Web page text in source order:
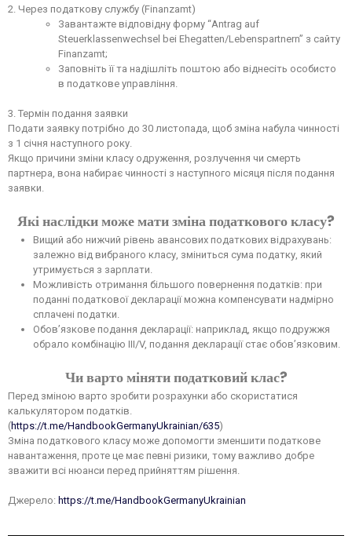
2. Через податкову службу (Finanzamt)
Завантажте відповідну форму “Antrag auf
Steuerklassenwechsel bei Ehegatten/Lebenspartnern” з сайту
Finanzamt;
Заповніть її та надішліть поштою або віднесіть особисто
в податкове управління.
3. Термін подання заявки
Подати заявку потрібно до 30 листопада, щоб зміна набула чинності
з 1 січня наступного року.
Якщо причини зміни класу одруження, розлучення чи смерть
партнера, вона набирає чинності з наступного місяця після подання
заявки.
Які наслідки може мати зміна податкового класу?
Вищий або нижчий рівень авансових податкових відрахувань:
залежно від вибраного класу, зміниться сума податку, який
утримується з зарплати.
Можливість отримання більшого повернення податків: при
поданні податкової декларації можна компенсувати надмірно
сплачені податки.
Обов’язкове подання декларації: наприклад, якщо подружжя
обрало комбінацію III/V, подання декларації стає обов’язковим.
Чи варто міняти податковий клас?
Перед зміною варто зробити розрахунки або скористатися
калькулятором податків.
(https://t.me/HandbookGermanyUkrainian/635)
Зміна податкового класу може допомогти зменшити податкове
навантаження, проте це має певні ризики, тому важливо добре
зважити всі нюанси перед прийняттям рішення.
Джерело: https://t.me/HandbookGermanyUkrainian